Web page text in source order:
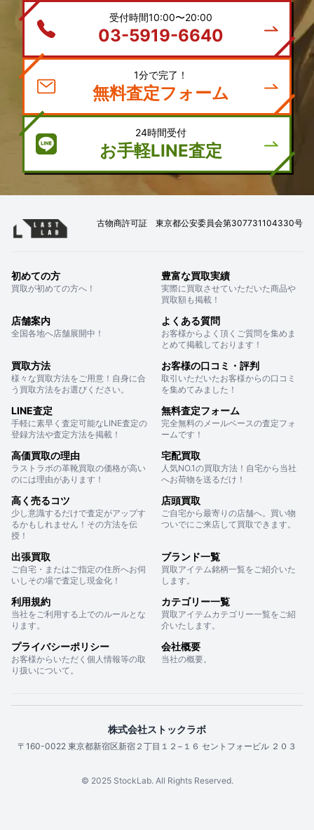
受付時間10:00〜20:00
03-5919-6640
1分で完了！
無料査定フォーム
24時間受付
お手軽LINE査定
古物商許可証 東京都公安委員会第307731104330号
初めての方
買取が初めての方へ！
豊富な買取実績
実際に買取させていただいた商品や
買取額も掲載！
店舗案内
全国各地へ店舗展開中！
よくある質問
お客様からよく頂くご質問を集めま
とめて掲載しております！
買取方法
様々な買取方法をご用意！自身に合
う買取方法をお選びください。
お客様の口コミ・評判
取引いただいたお客様からの口コミ
を集めてみました！
LINE査定
手軽に素早く査定可能なLINE査定の
登録方法や査定方法を掲載！
無料査定フォーム
完全無料のメールベースの査定フォ
ームです！
高価買取の理由
ラストラボの革靴買取の価格が高い
のには理由があります！
宅配買取
人気NO.1の買取方法！自宅から当社
へお荷物を送るだけ！
高く売るコツ
少し意識するだけで査定がアップす
るかもしれません！その方法を伝
授！
店頭買取
ご自宅から最寄りの店舗へ。買い物
ついでにご来店して買取できます。
出張買取
ご自宅・またはご指定の住所へお伺
いしその場で査定し現金化！
ブランド一覧
買取アイテム銘柄一覧をご紹介いた
します。
利用規約
当社をご利用する上でのルールとな
ります。
カテゴリー一覧
買取アイテムカテゴリー一覧をご紹
介いたします。
プライバシーポリシー
お客様からいただく個人情報等の取
り扱いについて。
会社概要
当社の概要。
株式会社ストックラボ
〒160-0022 東京都新宿区新宿２丁目１２−１６ セントフォービル ２０３
© 2025 StockLab. All Rights Reserved.